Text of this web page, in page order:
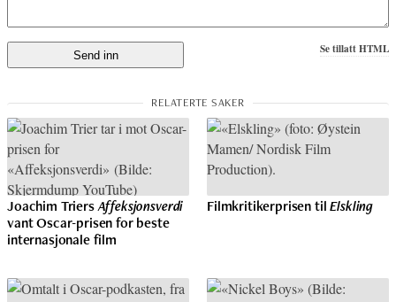
Se tillatt HTML
Joachim TriersAffeksjonsverdi
vant Oscar-prisen for beste
internasjonale film
Filmkritikerprisen tilElskling